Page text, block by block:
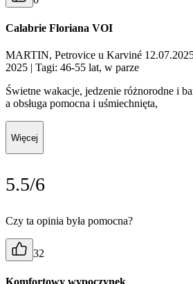
Calabrie Floriana VOI
MARTIN, Petrovice u Karviné
2025 | Tagi: 46-55 lat, w parze
Świetne wakacje, jedzenie różnorodne i
a obsługa pomocna i uśmiechnięta,
Więcej
5.5/6
Czy ta opinia była pomocna?
32